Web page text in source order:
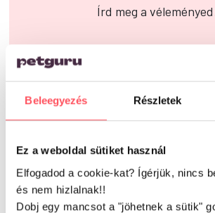
Beleegyezés Részletek
Ez a weboldal sütiket használ
Elfogadod a cookie-kat? Ígérjük, nincs
és nem hizlalnak!!
Dobj egy mancsot a "jöhetnek a sütik"
Írd meg a
Már kipróbáltad ezt a
Oszd meg tapasztalataidat,
véleményedet a Petguru
Segítsd a gazdikat a